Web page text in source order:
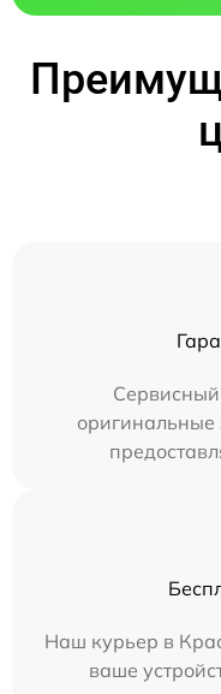
Сервисный
оригинальные
Наш курьер в
ваше